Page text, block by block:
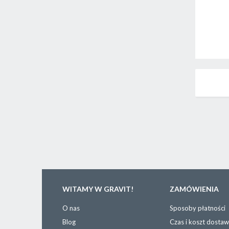
WITAMY W GRAVIT!
O nas
Blog
ZAMÓWIENIA
Sposoby płatności
Czas i koszt